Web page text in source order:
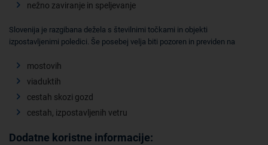
nežno zaviranje in speljevanje
Slovenija je razgibana dežela s številnimi točkami in objekti
izpostavljenimi poledici. Še posebej velja biti pozoren in previden na
mostovih
viaduktih
cestah skozi gozd
cestah, izpostavljenih vetru
Dodatne koristne informacije: